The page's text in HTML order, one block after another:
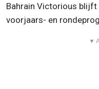
Bahrain Victorious blijft
voorjaars- en
▼